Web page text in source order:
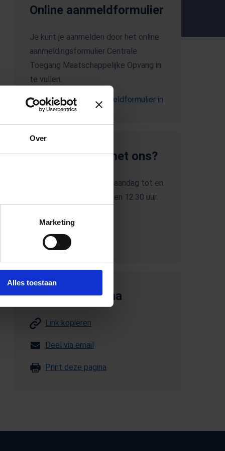
(Opent in een nieuw tabblad)
Over
Marketing
Alles toestaan
Online aanmeldformulier
Je kunt je aanmelden door het online
aanmeldingsformulier Centrale
Toegang Maatschappelijke Opvang in
te vullen.
Vul het online aanmeldformulier in
(Opent in een nieuw tabblad)
Wil je contact met ons?
Wij zijn bereikbaar van maandag tot en
met vrijdag tussen 9.00 en 12.30 uur.
088 – 144 71 07
Stuur een e-mail.
Deel deze pagina
Link kopiëren
Deel via email
Print deze pagina